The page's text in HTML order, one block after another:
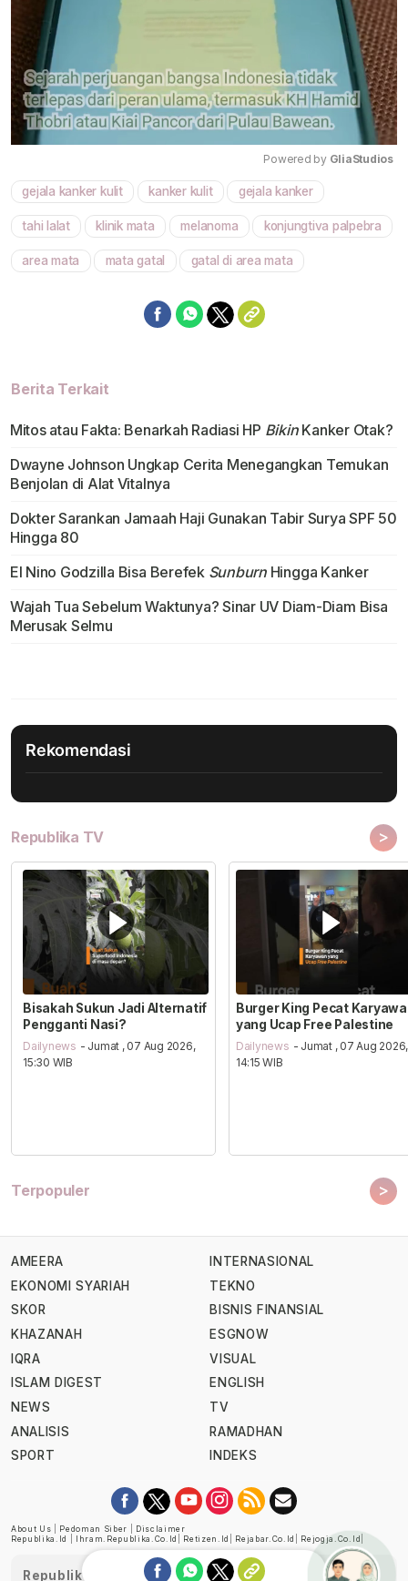
Powered by GliaStudios
gejala kanker kulit kanker kulit gejala kanker
tahi lalat klinik mata melanoma konjungtiva palpebra
area mata mata gatal gatal di area mata
Berita Terkait
Mitos atau Fakta: Benarkah Radiasi HP BikinKanker Otak?
Dwayne Johnson Ungkap Cerita Menegangkan Temukan
Benjolan di Alat Vitalnya
Dokter Sarankan Jamaah Haji Gunakan Tabir Surya SPF 50
Hingga 80
El Nino Godzilla Bisa Berefek SunburnHingga Kanker
Wajah Tua Sebelum Waktunya? Sinar UV Diam-Diam Bisa
Merusak Selmu
Rekomendasi
Republika TV >
Bisakah Sukun Jadi Alternatif
Pengganti Nasi?
Dailynews - Jumat , 07 Aug 2026,
15:30 WIB
Burger King Pecat
yang Ucap Free Palestine
Dailynews - Jumat , 07 Aug 2026,
14:15 WIB
Terpopuler >
AMEERA
EKONOMI SYARIAH
SKOR
KHAZANAH
IQRA
ISLAM DIGEST
NEWS
ANALISIS
SPORT
INTERNASIONAL
TEKNO
BISNIS FINANSIAL
ESGNOW
VISUAL
ENGLISH
TV
RAMADHAN
INDEKS
About Us Pedoman Siber
Disclaimer
Republika.id
Ihram.republika.co.id Retizen.id Rejabar.co.id Rejogja.co.id
Republika telah diverifikasi oleh Dewan Pers